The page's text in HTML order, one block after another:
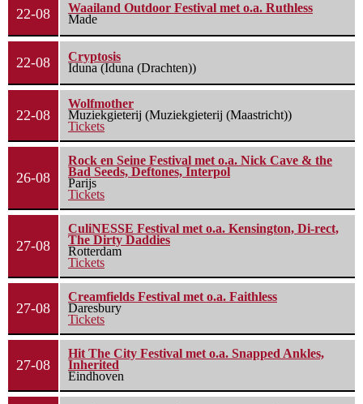
22-08
Waailand Outdoor Festival met o.a. Ruthless
Made
22-08
Cryptosis
Iduna (Iduna (Drachten))
22-08
Wolfmother
Muziekgieterij (Muziekgieterij (Maastricht))
Tickets
26-08
Rock en Seine Festival met o.a. Nick Cave & the
Bad Seeds, Deftones, Interpol
Parijs
Tickets
27-08
CuliNESSE Festival met o.a. Kensington, Di-rect,
The Dirty Daddies
Rotterdam
Tickets
27-08
Creamfields Festival met o.a. Faithless
Daresbury
Tickets
27-08
Hit The City Festival met o.a. Snapped Ankles,
Inherited
Eindhoven